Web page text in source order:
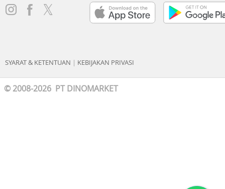
SYARAT & KETENTUAN | KEBIJAKAN PRIVASI
© 2008-2026 PT DINOMARKET